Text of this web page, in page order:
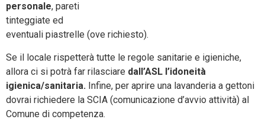
personale, pareti
tinteggiate ed
eventuali piastrelle (ove richiesto).
Se il locale rispetterà tutte le regole sanitarie e igieniche,
allora ci si potrà far rilasciare dall’ASL l’idoneità
igienica/sanitaria. Infine, per aprire una lavanderia a gettoni
dovrai richiedere la SCIA (comunicazione d’avvio attività) al
Comune di competenza.